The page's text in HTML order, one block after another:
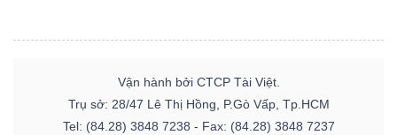
Vận hành bởi CTCP Tài Việt.
Trụ sở: 28/47 Lê Thị Hồng, P.Gò Vấp, Tp.HCM
Tel: (84.28) 3848 7238 - Fax: (84.28) 3848 7237